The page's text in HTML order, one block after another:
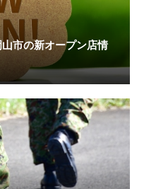
山市の新オープン店情